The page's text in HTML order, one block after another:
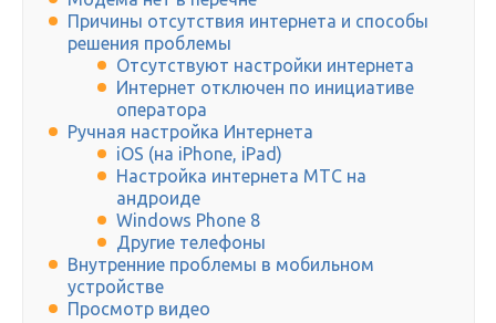
Причины отсутствия интернета и способы
решения проблемы
Отсутствуют настройки интернета
Интернет отключен по инициативе
оператора
Ручная настройка Интернета
iOS (на iPhone, iPad)
Настройка интернета МТС на
андроиде
Windows Phone 8
Другие телефоны
Внутренние проблемы в мобильном
устройстве
Просмотр видео